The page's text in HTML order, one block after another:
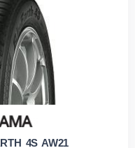
4S AW21